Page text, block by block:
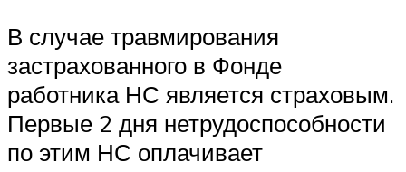
В случае травмирования
застрахованного в Фонде
работника НС является страховым.
Первые 2 дня нетрудоспособности
по этим НС оплачивает